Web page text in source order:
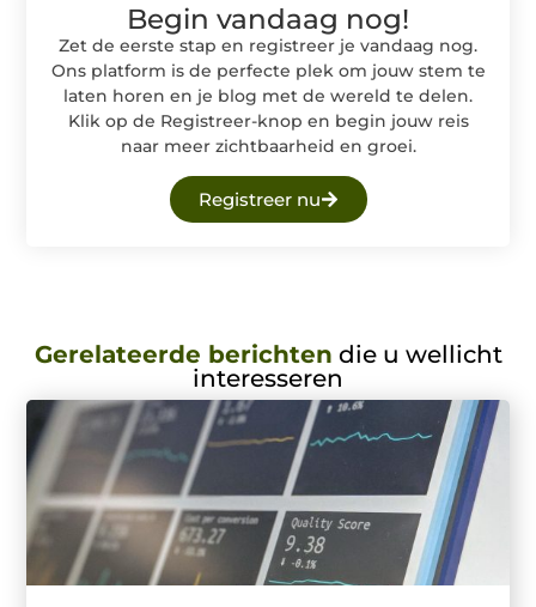
Begin vandaag nog!
Zet de eerste stap en registreer je vandaag nog.
Ons platform is de perfecte plek om jouw stem te
laten horen en je blog met de wereld te delen.
Klik op de Registreer-knop en begin jouw reis
naar meer zichtbaarheid en groei.
Registreer nu
Gerelateerde berichten die u wellicht
interesseren